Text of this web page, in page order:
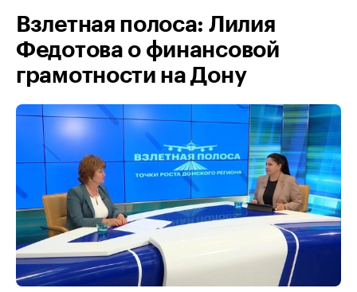
Взлетная полоса: Лилия
Федотова о финансовой
грамотности на Дону